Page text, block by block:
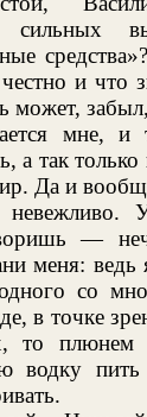
сильных
и что
может,
мне, и
а так только
Да и
—
меня: ведь
со
в точке
то
водку